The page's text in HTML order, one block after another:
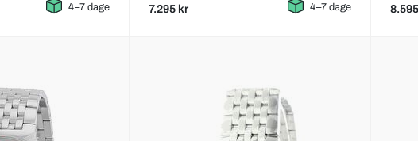
4–7 dage 7.295 kr 4–7 dage